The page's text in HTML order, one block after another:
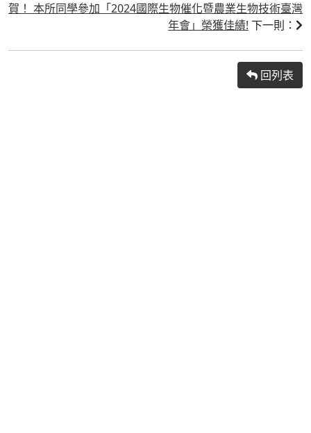
賀！ 本所同學參加「2024國際生物催化暨農業生物技術臺灣
年會」榮獲佳績! 下一則：
回列表